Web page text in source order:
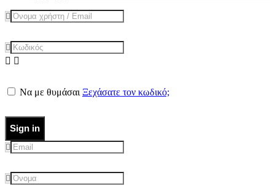
Να με θυμάσαι Ξεχάσατε τον κωδικό;
Sign in